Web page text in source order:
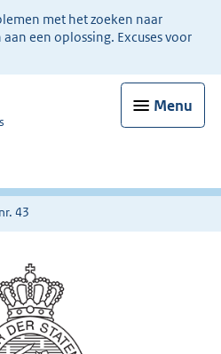
met het zoeken naar
een oplossing. Excuses voor
Menu
43